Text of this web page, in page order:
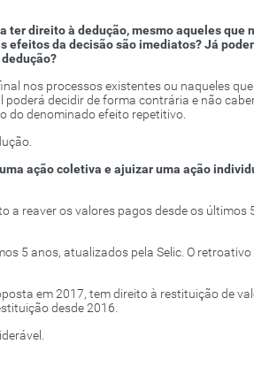
ter direito à dedução, mesmo aqueles que
efeitos da decisão são imediatos? Já
nos processos existentes ou naqueles que
decidir de forma contrária e não
do denominado efeito repetitivo.
ação coletiva e ajuizar uma ação
a reaver os valores pagos desde os últimos
5 anos, atualizados pela Selic. O retroativo
em 2017, tem direito à restituição de
desde 2016.